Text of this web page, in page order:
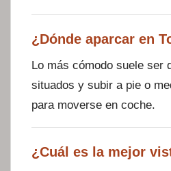
¿Dónde aparcar en
Lo más cómodo suele ser
situados y subir a pie o
para moverse en coche.
¿Cuál es la mejor